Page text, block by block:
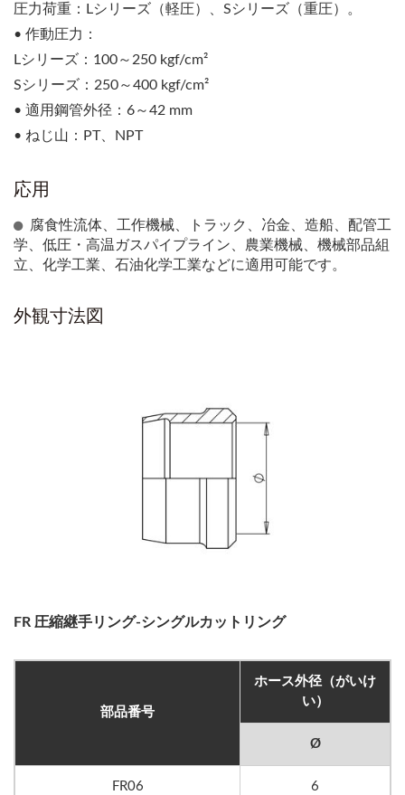
圧力荷重：Lシリーズ（軽圧）、Sシリーズ（重圧）。
• 作動圧力：
Lシリーズ：100～250 kgf/cm²
Sシリーズ：250～400 kgf/cm²
• 適用鋼管外径：6～42 mm
• ねじ山：PT、NPT
応用
腐食性流体、工作機械、トラック、冶金、造船、配管工
学、低圧・高温ガスパイプライン、農業機械、機械部品組
立、化学工業、石油化学工業などに適用可能です。
外観寸法図
FR 圧縮継手リング-シングルカットリング
部品番号
ホース外径（がいけ
い）
Ø
FR06 6